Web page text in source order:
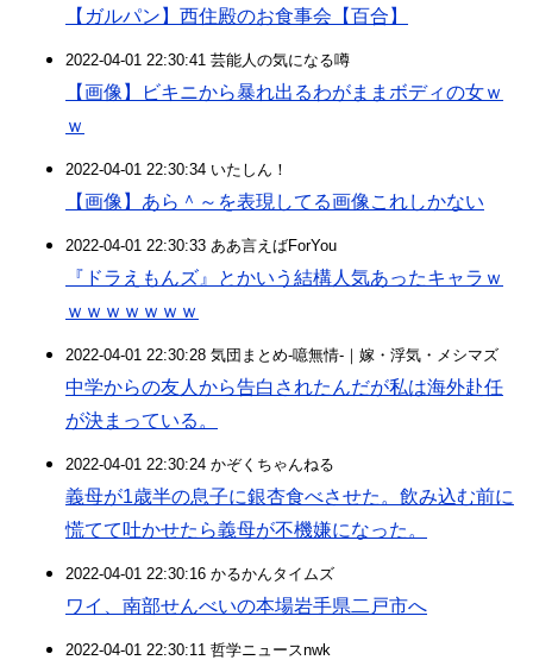
【ガルパン】西住殿のお食事会【百合】
2022-04-01 22:30:41 芸能人の気になる噂
【画像】ビキニから暴れ出るわがままボディの女ｗ
ｗ
2022-04-01 22:30:34 いたしん！
【画像】あら＾～を表現してる画像これしかない
2022-04-01 22:30:33 ああ言えばForYou
『ドラえもんズ』とかいう結構人気あったキャラｗ
ｗｗｗｗｗｗｗ
2022-04-01 22:30:28 気団まとめ-噫無情-｜嫁・浮気・メシマズ
中学からの友人から告白されたんだが私は海外赴任
が決まっている。
2022-04-01 22:30:24 かぞくちゃんねる
義母が1歳半の息子に銀杏食べさせた。飲み込む前に
慌てて吐かせたら義母が不機嫌になった。
2022-04-01 22:30:16 かるかんタイムズ
ワイ、南部せんべいの本場岩手県二戸市へ
2022-04-01 22:30:11 哲学ニュースnwk